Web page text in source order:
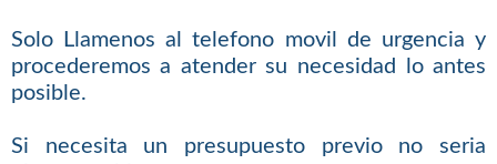
Solo Llamenos al telefono movil de urgencia y
procederemos a atender su necesidad lo antes
posible.
Si necesita un presupuesto previo no seria